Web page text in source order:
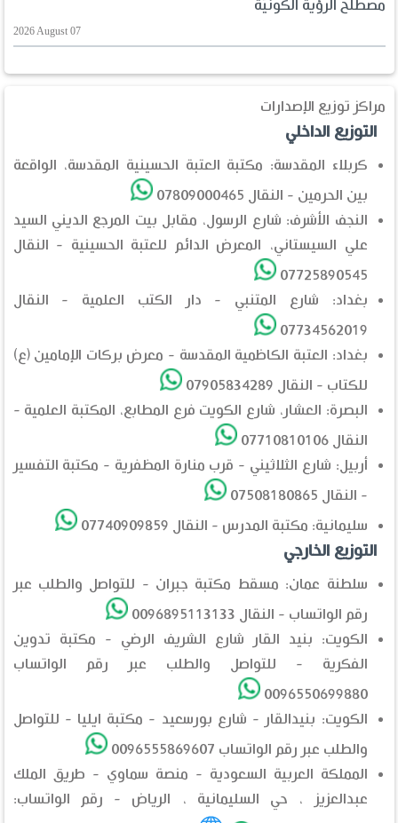
مصطلح الرؤية الكونيّة
2026 August 07
مراكز توزيع الإصدارات
التوزيع الداخلي
كربلاء المقدسة: مكتبة العتبة الحسينية المقدسة، الواقعة
بين الحرمين - النقال 07809000465
النجف الأشرف: شارع الرسول، مقابل بيت المرجع الديني السيد
علي السيستاني، المعرض الدائم للعتبة الحسينية - النقال
07725890545
بغداد: شارع المتنبي - دار الكتب العلمية - النقال
07734562019
بغداد: العتبة الكاظمية المقدسة - معرض بركات الإمامين (ع)
للكتاب - النقال 07905834289
البصرة: العشار، شارع الكويت فرع المطابع، المكتبة العلمية -
النقال 07710810106
أربيل: شارع الثلاثيني - قرب منارة المظفرية - مكتبة التفسير
- النقال 07508180865
سليمانية: مكتبة المدرس - النقال 07740909859
التوزيع الخارجي
سلطنة عمان: مسقط مكتبة جبران - للتواصل والطلب عبر
رقم الواتساب - النقال 0096895113133
الكويت: بنيد القار شارع الشريف الرضي - مكتبة تدوين
الفكرية - للتواصل والطلب عبر رقم الواتساب
0096550699880
الكويت: بنيدالقار - شارع بورسعيد - مكتبة ايليا - للتواصل
والطلب عبر رقم الواتساب 0096555869607
المملكة العربية السعودية - منصة سماوي - طريق الملك
عبدالعزيز ، حي السليمانية ، الرياض - رقم الواتساب: